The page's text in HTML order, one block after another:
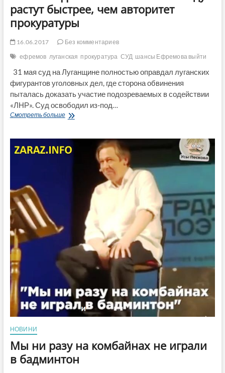
растут быстрее, чем авторитет
прокуратуры
16.06.2017
Без комментариев
ефремов луганская прокуратура СУД шансы Ефремова выйти
31 мая суд на Луганщине полностью оправдал луганских
фигурантов уголовных дел, где сторона обвинения
пыталась доказать участие подозреваемых в содействии
«ЛНР». Суд освободил из-под…
Смотреть большеШансы
свободу
авторитет
прокуратуры
НОВИНИ
Мы ни разу на комбайнах не играли
в бадминтон